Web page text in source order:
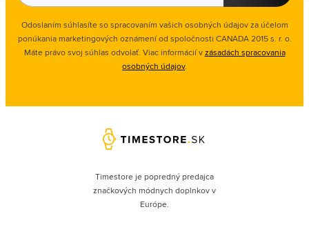
Odoslaním súhlasíte so spracovaním vašich osobných údajov za účelom
ponúkania marketingových oznámení od spoločnosti CANADA 2015 s. r. o.
Máte právo svoj súhlas odvolať. Viac informácií vzásadách spracovania
osobných údajov.
Timestore je popredný predajca
značkových módnych doplnkov v
Európe.